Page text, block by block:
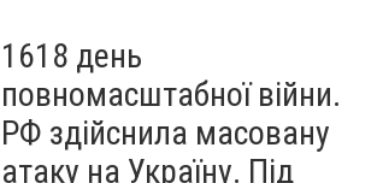
1618 день
повномасштабної війни.
РФ здійснила масовану
атаку на Україну. Під